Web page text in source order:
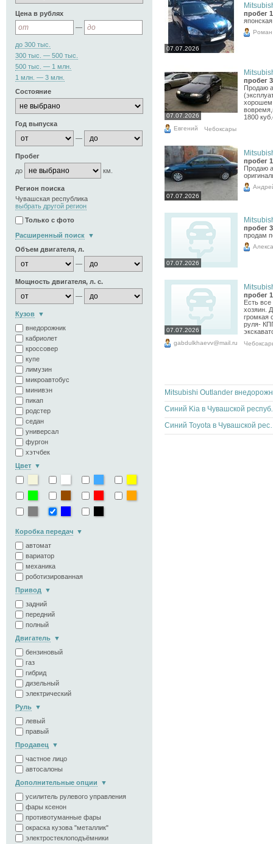
Цена в рублях
—
до 300 тыс.
300 тыс. — 500 тыс.
500 тыс. — 1 млн.
1 млн. — 3 млн.
Состояние
Год выпуска
—
Пробег
до
км.
Регион поиска
Чувашская республика
выбрать другой регион
Только с фото
Расширенный поиск
Объем двигателя, л.
—
Мощность двигателя, л. с.
—
Кузов
внедорожник
кабриолет
кроссовер
купе
лимузин
микроавтобус
минивэн
пикап
родстер
седан
универсал
фургон
хэтчбек
Цвет
Коробка передач
автомат
вариатор
механика
роботизированная
Привод
задний
передний
полный
Двигатель
бензиновый
газ
гибрид
дизельный
электрический
Руль
левый
правый
Продавец
частное лицо
автосалоны
Дополнительные опции
усилитель рулевого управления
фары ксенон
противотуманные фары
окраска кузова "металлик"
электростеклоподъёмники
07.07.2026
пробег
Роман
07.07.2026
пробег
Продаю
хорошем
1800
Евгений Чебоксары
07.07.2026
пробег
Продаю
07.07.2026
пробег
продам
07.07.2026
пробег
Есть
хозяин.
громкая
руля-
gabdulkhaevv@mail.ru
Синий
Синий